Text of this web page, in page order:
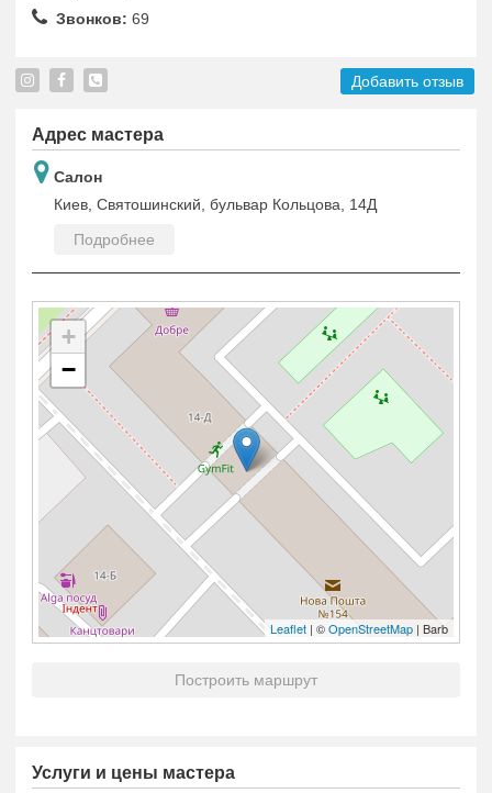
Звонков: 69
Добавить отзыв
Адрес мастера
Салон
Киев, Святошинский, бульвар Кольцова, 14Д
Подробнее
+
−
Leaflet | ©OpenStreetMap | Barb
Построить маршрут
Услуги и цены мастера